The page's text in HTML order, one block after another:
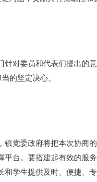
针对委员和代表们提出的
的坚定决心。
镇党委政府将把本次协商
平台。要搭建起有效的服
和学生提供及时、便捷、